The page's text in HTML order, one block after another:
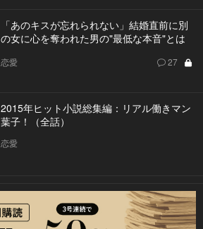
「あのキスが忘れられない」結婚直前に別
の女に心を奪われた男の"最低な本音"とは
恋愛 27
2015年ヒット小説総集編：リアル働きマン
葉子！（全話）
恋愛